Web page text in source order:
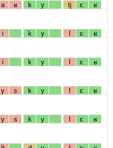
a ʁ k y tj ɛː ʁ
i k y l ɛː ʁ
i k y l ɛː ʁ
y s k y l ɛː ʁ
y s k y l ɛː ʁ